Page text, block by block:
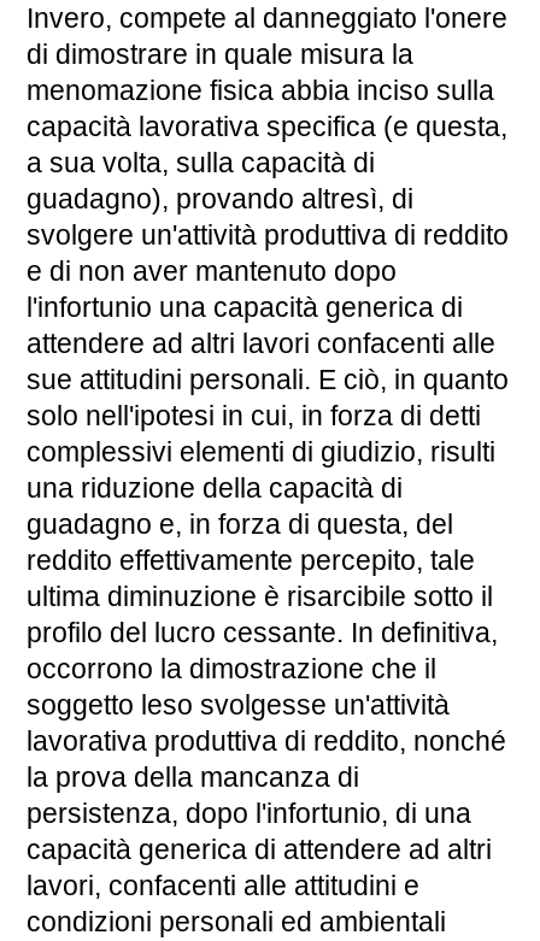
Invero, compete al danneggiato l'onere
di dimostrare in quale misura la
menomazione fisica abbia inciso sulla
capacità lavorativa specifica (e questa,
a sua volta, sulla capacità di
guadagno), provando altresì, di
svolgere un'attività produttiva di reddito
e di non aver mantenuto dopo
l'infortunio una capacità generica di
attendere ad altri lavori confacenti alle
sue attitudini personali. E ciò, in quanto
solo nell'ipotesi in cui, in forza di detti
complessivi elementi di giudizio, risulti
una riduzione della capacità di
guadagno e, in forza di questa, del
reddito effettivamente percepito, tale
ultima diminuzione è risarcibile sotto il
profilo del lucro cessante. In definitiva,
occorrono la dimostrazione che il
soggetto leso svolgesse un'attività
lavorativa produttiva di reddito, nonché
la prova della mancanza di
persistenza, dopo l'infortunio, di una
capacità generica di attendere ad altri
lavori, confacenti alle attitudini e
condizioni personali ed ambientali